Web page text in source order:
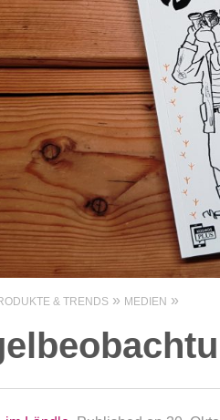
& TRENDS MEDIEN